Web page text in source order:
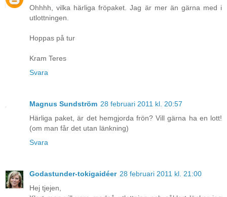
Ohhhh, vilka härliga fröpaket. Jag är mer än gärna med i
utlottningen.
Hoppas på tur
Kram Teres
Svara
Magnus Sundström 28 februari 2011 kl. 20:57
Härliga paket, är det hemgjorda frön? Vill gärna ha en lott!
(om man får det utan länkning)
Svara
Godastunder-tokigaidéer 28 februari 2011 kl. 21:00
Hej tjejen,